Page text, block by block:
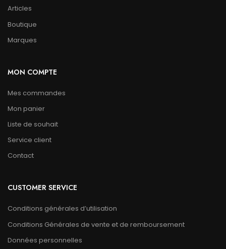
Articles
Boutique
Marques
MON COMPTE
Mes commandes
Mon panier
Liste de souhait
Service client
Contact
CUSTOMER SERVICE
Conditions générales d’utilisation
Conditions Générales de vente et de remboursement
Données personnelles